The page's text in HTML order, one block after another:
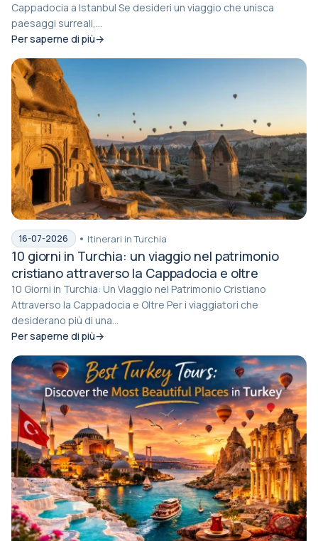
Cappadocia a Istanbul Se desideri un viaggio che unisca
paesaggi surreali,...
Per saperne di più
16-07-2026 Itinerari in Turchia
10 giorni in Turchia: un viaggio nel patrimonio
cristiano attraverso la Cappadocia e oltre
10 Giorni in Turchia: Un Viaggio nel Patrimonio Cristiano
Attraverso la Cappadocia e Oltre Per i viaggiatori che
desiderano più di una...
Per saperne di più